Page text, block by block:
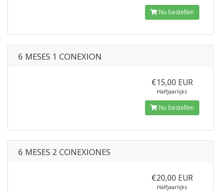
Nu bestellen
6 MESES 1 CONEXION
€15,00 EUR
Halfjaarlijks
Nu bestellen
6 MESES 2 CONEXIONES
€20,00 EUR
Halfjaarlijks